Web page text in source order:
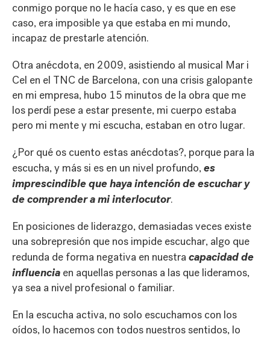
conmigo porque no le hacía caso, y es que en ese
caso, era imposible ya que estaba en mi mundo,
incapaz de prestarle atención.
Otra anécdota, en 2009, asistiendo al musical Mar i
Cel en el TNC de Barcelona, con una crisis galopante
en mi empresa, hubo 15 minutos de la obra que me
los perdí pese a estar presente, mi cuerpo estaba
pero mi mente y mi escucha, estaban en otro lugar.
¿Por qué os cuento estas anécdotas?, porque para la
escucha, y más si es en un nivel profundo,es
imprescindible que haya intención de escuchar y
de comprender a mi interlocutor.
En posiciones de liderazgo, demasiadas veces existe
una sobrepresión que nos impide escuchar, algo que
redunda de forma negativa en nuestra capacidad de
influencia en aquellas personas a las que lideramos,
ya sea a nivel profesional o familiar.
En la escucha activa, no solo escuchamos con los
oídos, lo hacemos con todos nuestros sentidos, lo